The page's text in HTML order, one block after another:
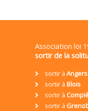
Association loi
sortir de la
sortir à Angers
sortir à Blois
sortir à
sortir à